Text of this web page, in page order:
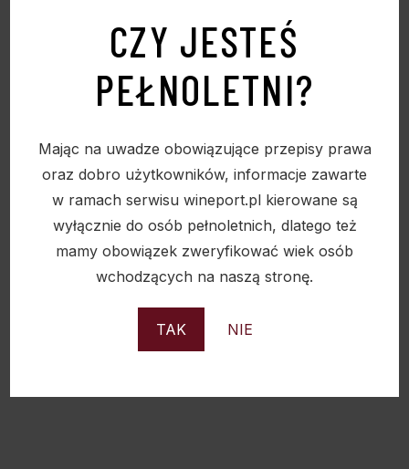
CZY JESTEŚ
PEŁNOLETNI?
Mając na uwadze obowiązujące przepisy prawa
oraz dobro użytkowników, informacje zawarte
w ramach serwisu wineport.pl kierowane są
wyłącznie do osób pełnoletnich, dlatego też
mamy obowiązek zweryfikować wiek osób
wchodzących na naszą stronę.
TAK NIE
i lekką mineralnością. Wino to ma delikatną, ale
wyraźną strukturę, co sprawia, że jest ono
jednocześnie orzeźwiające i kompleksowe.
Fiano jest idealnym winem do spożywania jako
śródziemnomorskiej, takimi jak owoce morza,
dania z ryżu, kurczak czy grillowane warzywa.
Wino to doskonale pasuje do dań o średniej
intensywności smaku, gdyż jego subtelna
struktura i kwasowość uzupełniają smak potrawy,
nie dominując go.